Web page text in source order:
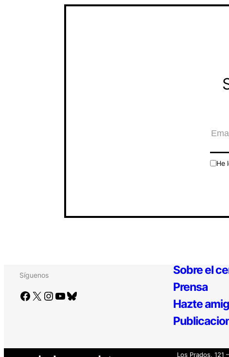
He
Síguenos
Facebook X Instagram YouTube Bluesky
Sobre el
Prensa
Hazte
Los Prados, 121